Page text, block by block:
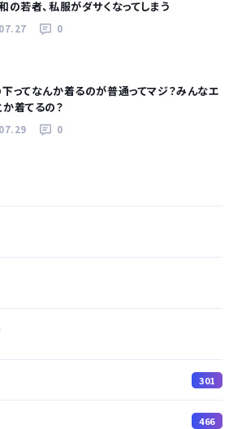
の若者、私服がダサくなってしまう
0
ってなんか着るのが普通ってマジ？みんなエ
着てるの？
0
301
466